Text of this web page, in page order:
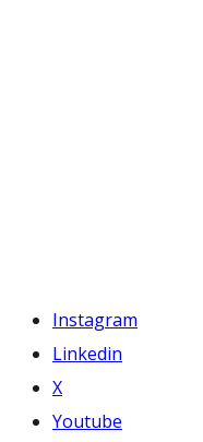
Instagram
Linkedin
X
Youtube